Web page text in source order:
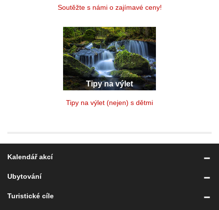
Soutěžte s námi o zajímavé ceny!
Tipy na výlet
Tipy na výlet (nejen) s dětmi
Kalendář akcí
Ubytování
Turistické cíle